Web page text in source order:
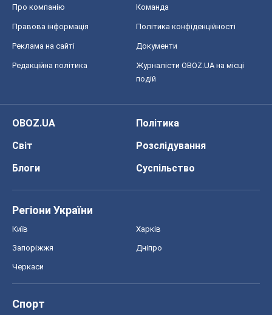
Про компанію Команда
Правова інформація Політика конфіденційності
Реклама на сайті Документи
Редакційна політика
Журналісти OBOZ.UA на місці
подій
OBOZ.UA
Політика
Світ
Розслідування
Блоги
Суспільство
Регіони України
Київ Харків
Запоріжжя Дніпро
Черкаси
Спорт